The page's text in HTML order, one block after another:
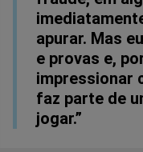
apurar. Mas
e provas e,
impressionar
faz parte de
jogar.”